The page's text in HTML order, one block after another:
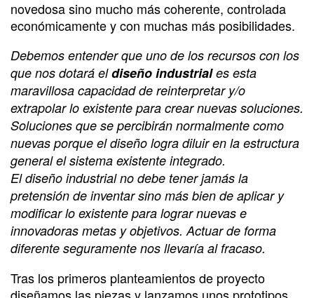
novedosa sino mucho más coherente, controlada
económicamente y con muchas más posibilidades.
Debemos entender que uno de los recursos con los
que nos dotará eldiseño industriales esta
maravillosa capacidad de reinterpretar y/o
extrapolar lo existente para crear nuevas soluciones.
Soluciones que se percibirán normalmente como
nuevas porque el diseño logra diluir en la estructura
general el sistema existente integrado.
El diseño industrial no debe tener jamás la
pretensión de inventar sino más bien de aplicar y
modificar lo existente para lograr nuevas e
innovadoras metas y objetivos. Actuar de forma
diferente seguramente nos llevaría al fracaso.
Tras los primeros planteamientos de proyecto